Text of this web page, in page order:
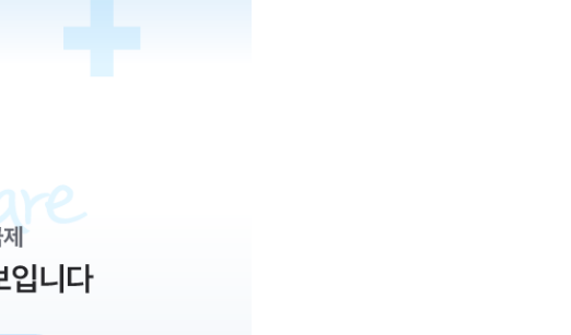
을때 누구에게 먼저 물어봐야 할까요? 병원은 어디로 가야 할지 몰라 검색부